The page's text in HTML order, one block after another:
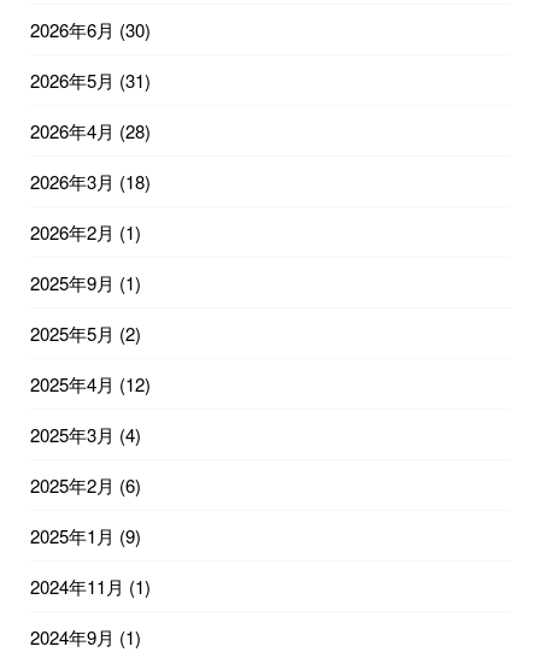
2026年6月 (30)
2026年5月 (31)
2026年4月 (28)
2026年3月 (18)
2026年2月 (1)
2025年9月 (1)
2025年5月 (2)
2025年4月 (12)
2025年3月 (4)
2025年2月 (6)
2025年1月 (9)
2024年11月 (1)
2024年9月 (1)